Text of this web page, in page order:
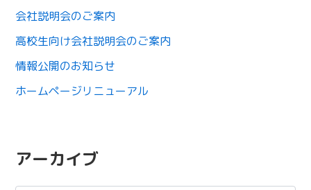
会社説明会のご案内
高校生向け会社説明会のご案内
情報公開のお知らせ
ホームページリニューアル
アーカイブ